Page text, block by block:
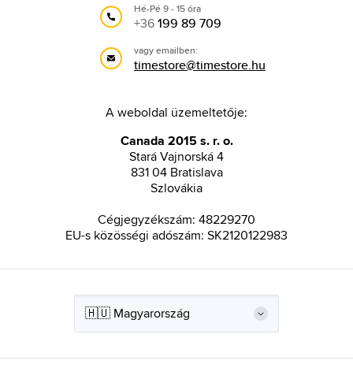
Hé-Pé 9 - 15 óra
+36199 89 709
vagy emailben:
timestore@timestore.hu
A weboldal üzemeltetője:
Canada 2015 s. r. o.
Stará Vajnorská 4
831 04 Bratislava
Szlovákia
Cégjegyzékszám: 48229270
EU-s közösségi adószám: SK2120122983